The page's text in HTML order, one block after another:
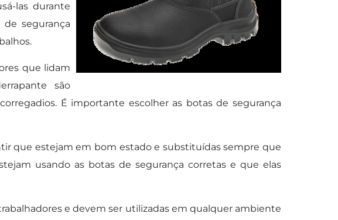
las durante
segurança
que lidam
são
É importante escolher as botas de segurança
que estejam em bom estado e substituídas sempre que
usando as botas de segurança corretas e que elas
e devem ser utilizadas em qualquer ambiente